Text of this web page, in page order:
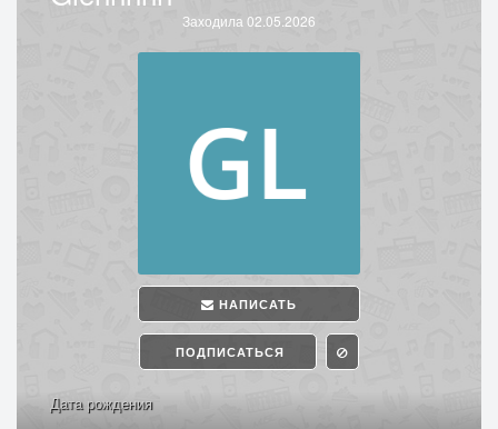
Заходила 02.05.2026
НАПИСАТЬ
ПОДПИСАТЬСЯ
Дата рождения